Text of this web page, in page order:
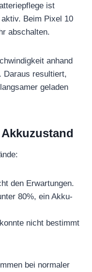
ist
Beim Pixel 10
abschalten.
anhand
Daraus resultiert,
geladen
den Erwartungen.
80%, ein Akku-
nicht bestimmt
bei normaler